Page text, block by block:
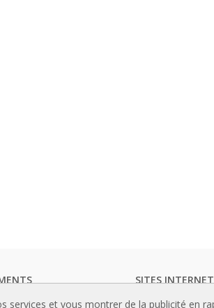
d'air
SITES
Rideaux d’air
et vous montrer de la publicité en